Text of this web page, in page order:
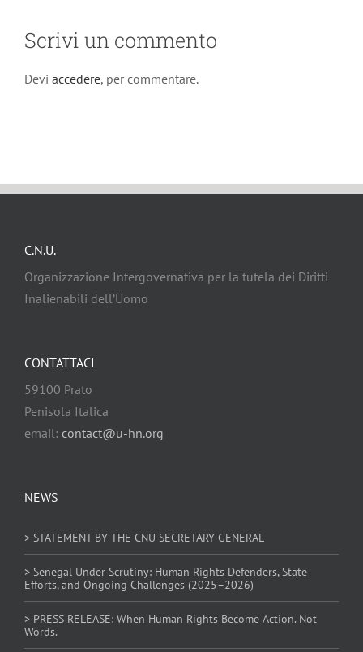
Scrivi un commento
Devi accedere, per commentare.
C.N.U.
Organizzazione Intergovernativa per la tutela dei Diritti
Inalienabili dell’Uomo
NEWS
> STATEMENT BY THE CNU SECRETARY GENERAL
> Senegal Under Scrutiny: Human Rights Defenders, State
Efforts, and Ongoing Challenges (2025–2026)
> PRESS RELEASE: When Human Rights Become Action. Not
Words.
CONTATTACI
59100 Prato
Penisola Italica
email: contact@u-hn.org